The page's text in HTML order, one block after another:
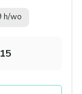
h/wo